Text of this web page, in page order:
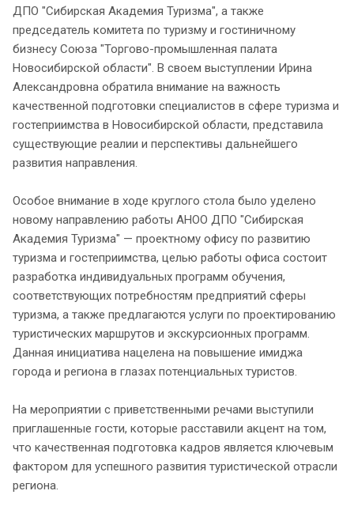
ДПО "Сибирская Академия Туризма", а также
председатель комитета по туризму и гостиничному
бизнесу Союза "Торгово-промышленная палата
Новосибирской области". В своем выступлении Ирина
Александровна обратила внимание на важность
качественной подготовки специалистов в сфере туризма и
гостеприимства в Новосибирской области, представила
существующие реалии и перспективы дальнейшего
развития направления.
Особое внимание в ходе круглого стола было уделено
новому направлению работы АНОО ДПО "Сибирская
Академия Туризма" — проектному офису по развитию
туризма и гостеприимства, целью работы офиса состоит
разработка индивидуальных программ обучения,
соответствующих потребностям предприятий сферы
туризма, а также предлагаются услуги по проектированию
туристических маршрутов и экскурсионных программ.
Данная инициатива нацелена на повышение имиджа
города и региона в глазах потенциальных туристов.
На мероприятии с приветственными речами выступили
приглашенные гости, которые расставили акцент на том,
что качественная подготовка кадров является ключевым
фактором для успешного развития туристической отрасли
региона.